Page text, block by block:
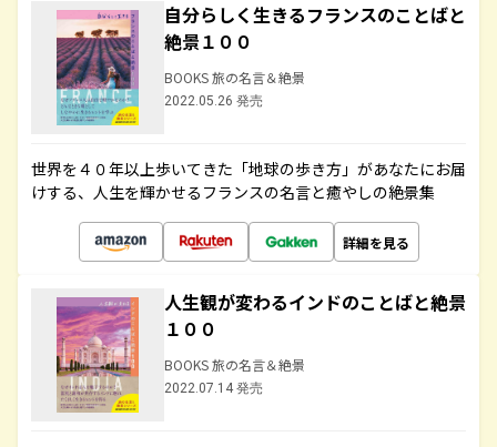
自分らしく生きるフランスのことばと
絶景１００
BOOKS 旅の名言＆絶景
2022.05.26 発売
世界を４０年以上歩いてきた「地球の歩き方」があなたにお届
けする、人生を輝かせるフランスの名言と癒やしの絶景集
詳細を見る
人生観が変わるインドのことばと絶景
１００
BOOKS 旅の名言＆絶景
2022.07.14 発売